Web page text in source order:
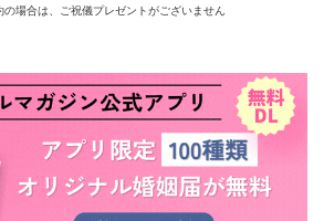
場合は、ご祝儀プレゼントがございません